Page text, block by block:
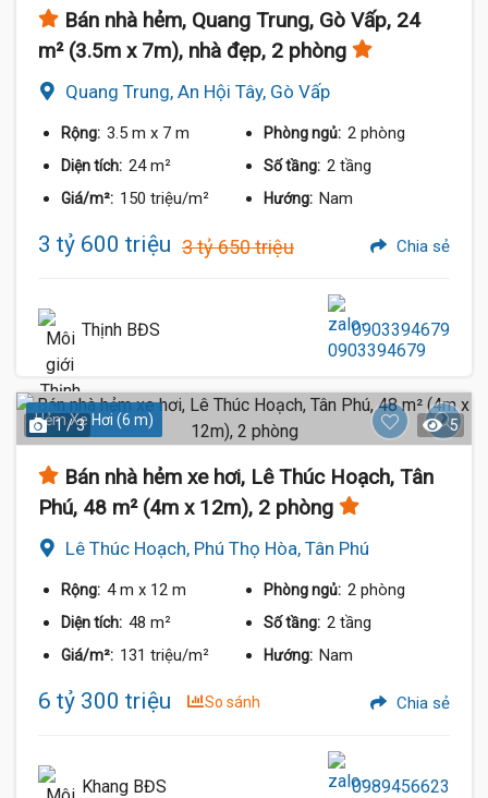
Bán nhà hẻm, Quang Trung, Gò Vấp, 24
m² (3.5m x 7m), nhà đẹp, 2 phòng
Quang Trung, An Hội Tây, Gò Vấp
Rộng: 3.5 m x 7 m Phòng ngủ: 2 phòng
Diện tích: 24 m² Số tầng: 2 tầng
Giá/m²: 150 triệu/m² Hướng: Nam
3 tỷ 600 triệu 3 tỷ 650 triệu Chia sẻ
Thịnh BĐS 0903394679
Hẻm Xe Hơi (6 m)
1 / 3 5
Bán nhà hẻm xe hơi, Lê Thúc Hoạch, Tân
Phú, 48 m² (4m x 12m), 2 phòng
Lê Thúc Hoạch, Phú Thọ Hòa, Tân Phú
Rộng: 4 m x 12 m Phòng ngủ: 2 phòng
Diện tích: 48 m² Số tầng: 2 tầng
Giá/m²: 131 triệu/m² Hướng: Nam
6 tỷ 300 triệu So sánh Chia sẻ
Khang BĐS 0989456623